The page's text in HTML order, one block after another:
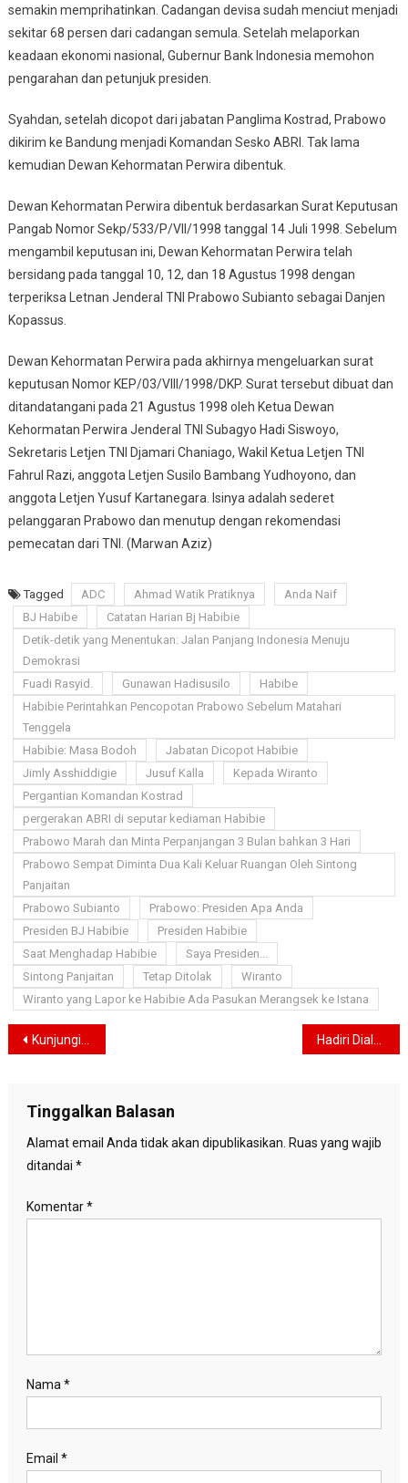
semakin memprihatinkan. Cadangan devisa sudah menciut menjadi
sekitar 68 persen dari cadangan semula. Setelah melaporkan
keadaan ekonomi nasional, Gubernur Bank Indonesia memohon
pengarahan dan petunjuk presiden.
Syahdan, setelah dicopot dari jabatan Panglima Kostrad, Prabowo
dikirim ke Bandung menjadi Komandan Sesko ABRI. Tak lama
kemudian Dewan Kehormatan Perwira dibentuk.
Dewan Kehormatan Perwira dibentuk berdasarkan Surat Keputusan
Pangab Nomor Sekp/533/P/VII/1998 tanggal 14 Juli 1998. Sebelum
mengambil keputusan ini, Dewan Kehormatan Perwira telah
bersidang pada tanggal 10, 12, dan 18 Agustus 1998 dengan
terperiksa Letnan Jenderal TNI Prabowo Subianto sebagai Danjen
Kopassus.
Dewan Kehormatan Perwira pada akhirnya mengeluarkan surat
keputusan Nomor KEP/03/VIII/1998/DKP. Surat tersebut dibuat dan
ditandatangani pada 21 Agustus 1998 oleh Ketua Dewan
Kehormatan Perwira Jenderal TNI Subagyo Hadi Siswoyo,
Sekretaris Letjen TNI Djamari Chaniago, Wakil Ketua Letjen TNI
Fahrul Razi, anggota Letjen Susilo Bambang Yudhoyono, dan
anggota Letjen Yusuf Kartanegara. Isinya adalah sederet
pelanggaran Prabowo dan menutup dengan rekomendasi
pemecatan dari TNI. (Marwan Aziz)
Tagged ADC Ahmad Watik Pratiknya
Anda Naif
BJ Habibe
Catatan Harian Bj Habibie
Detik-detik yang Menentukan: Jalan Panjang Indonesia Menuju
Demokrasi
Fuadi Rasyid.
Gunawan Hadisusilo
Habibe
Habibie Perintahkan Pencopotan Prabowo Sebelum Matahari
Tenggela
Habibie: Masa Bodoh
Jabatan Dicopot Habibie
Jimly Asshiddigie
Jusuf Kalla
Kepada Wiranto
Pergantian Komandan Kostrad
pergerakan ABRI di seputar kediaman Habibie
Prabowo Marah dan Minta Perpanjangan 3 Bulan bahkan 3 Hari
Prabowo Sempat Diminta Dua Kali Keluar Ruangan Oleh Sintong
Panjaitan
Prabowo Subianto
Prabowo: Presiden Apa Anda
Presiden BJ Habibie
Presiden Habibie
Saat Menghadap Habibie
Saya Presiden...
Sintong Panjaitan
Tetap Ditolak
Wiranto
Wiranto yang Lapor ke Habibie Ada Pasukan Merangsek ke Istana
Navigasi
Kunjungi Bakorsi Kota Yogyakarta dan Bakorsi Pakualaman, Anies Ajak Relawan Rangkul Semua Kalangan
Tinggalkan Balasan
Alamat email Anda tidak akan dipublikasikan. Ruas yang wajib
ditandai *
Komentar*
Nama *
Email *